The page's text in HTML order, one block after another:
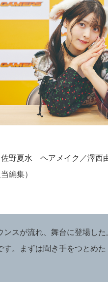
野夏水 ヘアメイク／澤西
編集）
スが流れ、舞台に登場し
す。まずは聞き手をつとめ